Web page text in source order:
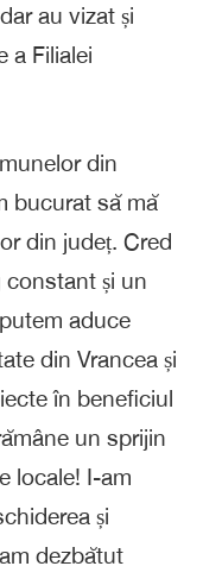
au vizat și
a Filialei
din
bucurat să mă
din județ. Cred
și un
putem aduce
din Vrancea și
în beneficiul
un sprijin
locale! I-am
și
dezbătut